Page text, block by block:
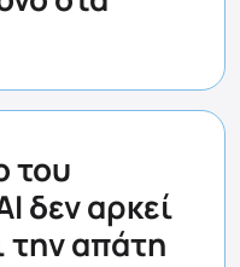
του
δεν αρκεί
την απάτη